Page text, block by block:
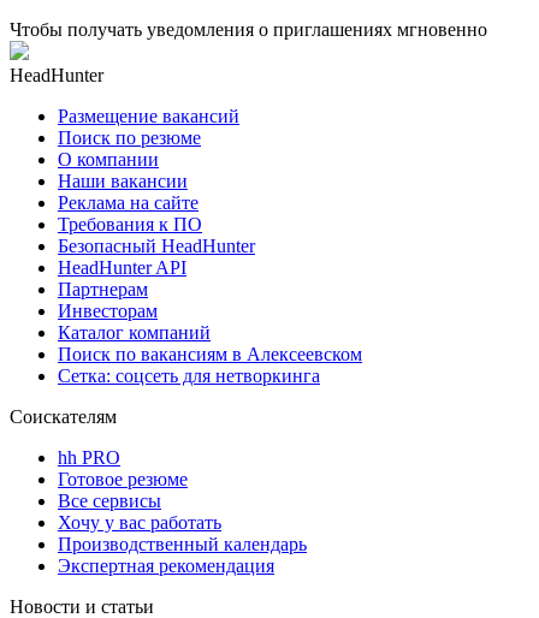
Чтобы получать уведомления о приглашениях мгновенно
HeadHunter
Размещение вакансий
Поиск по резюме
О компании
Наши вакансии
Реклама на сайте
Требования к ПО
Безопасный HeadHunter
HeadHunter API
Партнерам
Инвесторам
Каталог компаний
Поиск по вакансиям в Алексеевском
Сетка: соцсеть для нетворкинга
Соискателям
hh PRO
Готовое резюме
Все сервисы
Хочу у вас работать
Производственный календарь
Экспертная рекомендация
Новости и статьи